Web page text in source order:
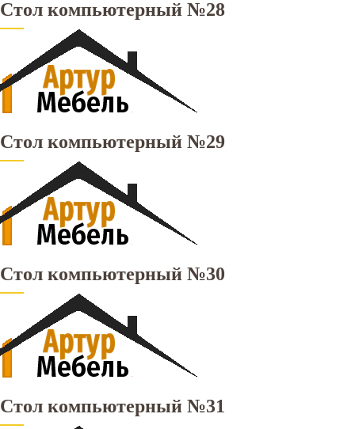
Стол компьютерный №28
Стол компьютерный №29
Стол компьютерный №30
Стол компьютерный №31